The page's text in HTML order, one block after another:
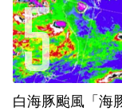
白海豚颱風「